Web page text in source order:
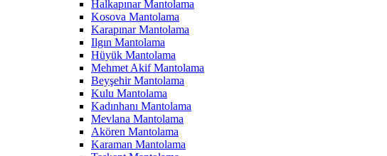
Halkapınar Mantolama
Kosova Mantolama
Karapınar Mantolama
Ilgın Mantolama
Hüyük Mantolama
Mehmet Akif Mantolama
Beyşehir Mantolama
Kulu Mantolama
Kadınhanı Mantolama
Mevlana Mantolama
Akören Mantolama
Karaman Mantolama